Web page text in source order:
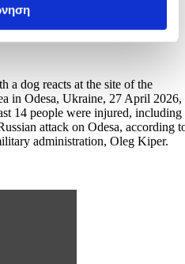
a dog reacts at the site of the
in Odesa, Ukraine, 27 April 2026,
14 people were injured, including
attack on Odesa, according
administration, Oleg Kiper.